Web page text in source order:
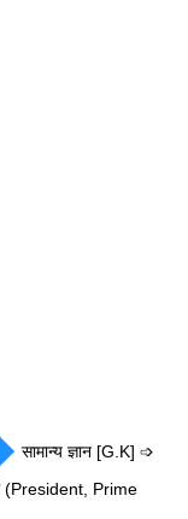
सामान्य ज्ञान [G.K] ➩
(President, Prime